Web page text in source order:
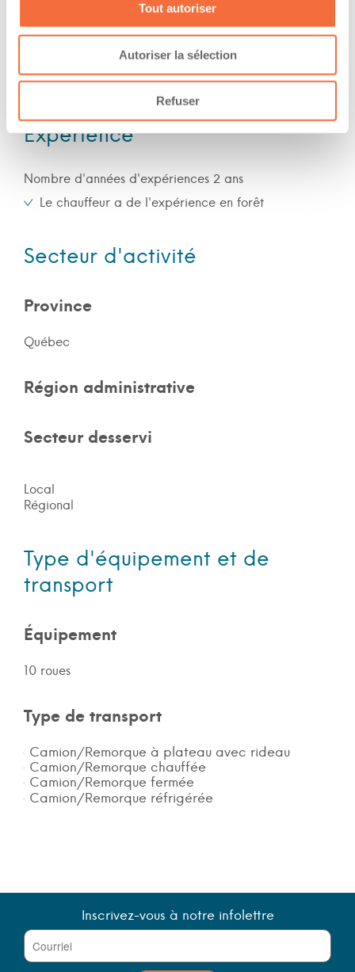
Tout autoriser
Autoriser la sélection
Refuser
The owner-operator has the ability to
work at/during :
Jour
Expérience
Nombre d'années d'expériences 2 ans
Le chauffeur a de l'expérience en forêt
Secteur d'activité
Province
Québec
Région administrative
Secteur desservi
Local
Régional
Type d'équipement et de
transport
Équipement
10 roues
Type de transport
Camion/Remorque à plateau avec rideau
Camion/Remorque chauffée
Camion/Remorque fermée
Camion/Remorque réfrigérée
Inscrivez-vous à notre infolettre